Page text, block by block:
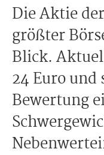
Die Aktie
größter
Blick.
24 Euro
Bewertung